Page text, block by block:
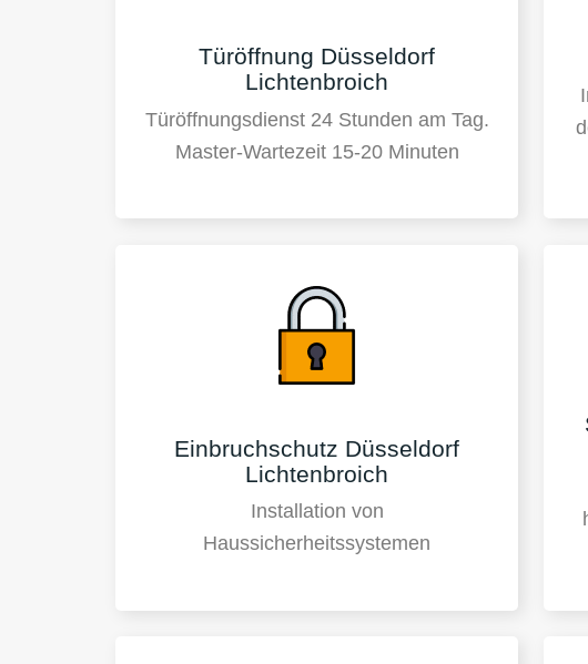
Türöffnung Düsseldorf
Lichtenbroich
Türöffnungsdienst 24 Stunden am Tag.
Master-Wartezeit 15-20 Minuten
Einbruchschutz Düsseldorf
Lichtenbroich
Installation von
Haussicherheitssystemen